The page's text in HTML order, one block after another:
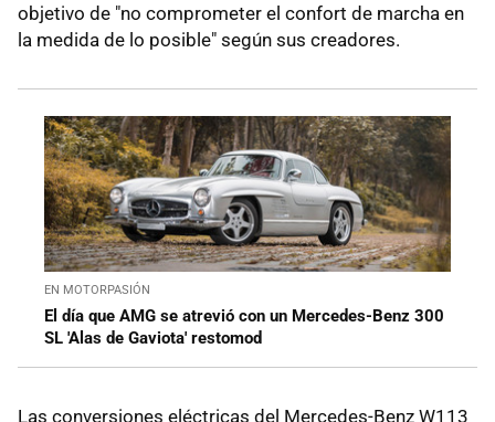
objetivo de "no comprometer el confort de marcha en
la medida de lo posible" según sus creadores.
EN MOTORPASIÓN
El día que AMG se atrevió con un Mercedes-Benz 300
SL 'Alas de Gaviota' restomod
Las conversiones eléctricas del Mercedes-Benz W113